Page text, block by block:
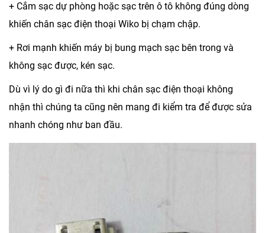
+ Cắm sạc dự phòng hoặc sạc trên ô tô không đúng dòng
khiến chân sạc điện thoại Wiko bị chạm chập.
+ Rơi mạnh khiến máy bị bung mạch sạc bên trong và
không sạc được, kén sạc.
Dù vì lý do gì đi nữa thì khi chân sạc điện thoại không
nhận thì chúng ta cũng nên mang đi kiểm tra để được sửa
nhanh chóng như ban đầu.